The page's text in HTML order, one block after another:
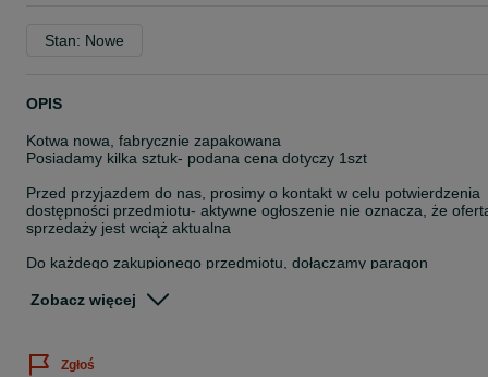
Stan: Nowe
OPIS
Kotwa nowa, fabrycznie zapakowana
Posiadamy kilka sztuk- podana cena dotyczy 1szt
Przed przyjazdem do nas, prosimy o kontakt w celu potwierdzenia
dostępności przedmiotu- aktywne ogłoszenie nie oznacza, że
sprzedaży jest wciąż aktualna
Do każdego zakupionego przedmiotu, dołączamy paragon
faktury ,,Procedura Marży-Towary Używane"
Zobacz więcej
Zgłoś